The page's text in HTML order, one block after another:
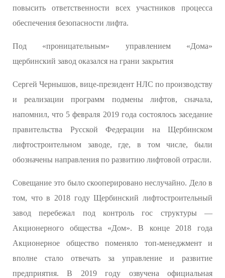
повысить ответственности всех участников процесса
обеспечения безопасности лифта.
Под «проницательным» управлением «Дома»
щербинский завод оказался на грани закрытия
Сергей Чернышов, вице-президент НЛС по производству
и реализации программ подмены лифтов, сначала,
напомнил, что 5 февраля 2019 года состоялось заседание
правительства Русской Федерации на Щербинском
лифтостроительном заводе, где, в том числе, были
обозначены направления по развитию лифтовой отрасли.
Совещание это было скооперировано неслучайно. Дело в
том, что в 2018 году Щербинский лифтостроительный
завод перебежал под контроль гос структуры —
Акционерного общества «Дом». В конце 2018 года
Акционерное общество поменяло топ-менеджмент и
вполне стало отвечать за управление и развитие
предприятия. В 2019 году озвучена официальная